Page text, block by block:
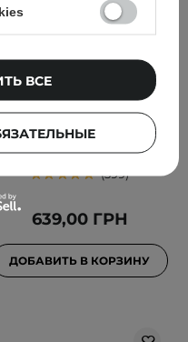
Beauty of Joseon - Red
Bean Refreshing Pore
- Глиняная маска -
140ml
399
639,00 ГРН
ДОБАВИТЬ В КОРЗИНУ
ВСЕ